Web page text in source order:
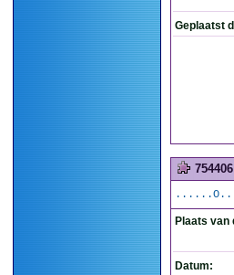
Geplaatst
754406
Plaats van
Datum: